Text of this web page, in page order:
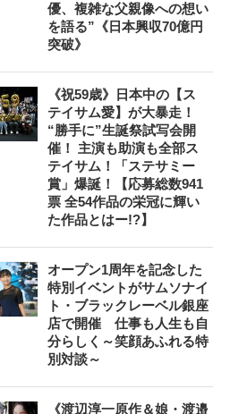
優、複雑な父親像への想い
を語る”《日本興収70億円
突破》
《祝59歳》日本中の【ス
テイサム愛】が大暴走！
“勝手に”生誕祭試写会開
催！ 主演も助演も全部ス
テイサム！「ステサミー
賞」爆誕！【応募総数941
票 全54作品の栄冠に輝い
た作品とはー!?】
オープン1周年を記念した
特別イベントがサムソナイ
ト・ブラックレーベル銀座
店で開催 仕事も人生も自
分らしく～笑顔あふれる特
別対談～
《渡辺淳一原作＆娘・渡邉